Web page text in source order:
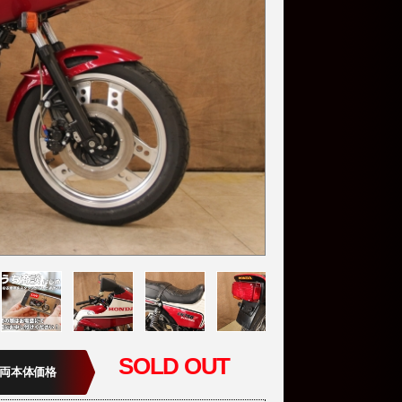
本体価格 SOLD OUT